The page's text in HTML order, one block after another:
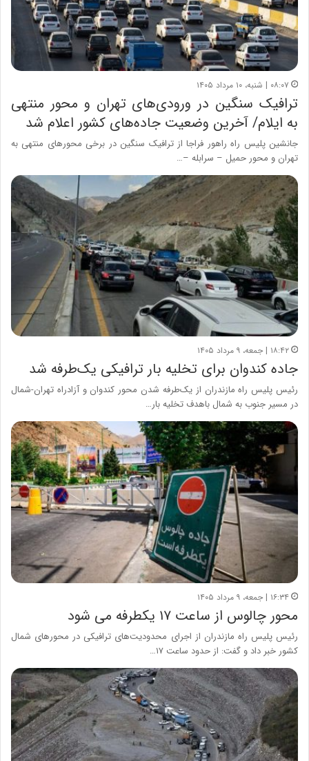
۰۸:۰۷ | شنبه، ۱۰ مرداد ۱۴۰۵
ترافیک سنگین در ورودی‌های تهران و محور منتهی
به ایلام/ آخرین وضعیت جاده‌های کشور اعلام شد
جانشین پلیس راه راهور فراجا از ترافیک سنگین در برخی محور‌های منتهی به
تهران و محور حمیل – سرابله –…
۱۸:۴۲ | جمعه، ۹ مرداد ۱۴۰۵
جاده کندوان برای تخلیه بار ترافیکی یک‌طرفه شد
رئیس پلیس راه مازندران از یک‌طرفه شدن محور کندوان و آزادراه تهران-شمال
در مسیر جنوب به شمال باهدف تخلیه بار…
۱۶:۳۴ | جمعه، ۹ مرداد ۱۴۰۵
محور چالوس از ساعت ۱۷ یکطرفه می شود
رئیس پلیس راه مازندران از اجرای محدودیت‌های ترافیکی در محورهای شمال
کشور خبر داد و گفت: از حدود ساعت ۱۷…